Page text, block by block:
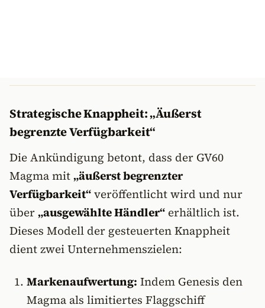
Strategische Knappheit: „Äußerst
begrenzte Verfügbarkeit“
Die Ankündigung betont, dass der GV60
Magma mit„äußerst begrenzter
Verfügbarkeit“veröffentlicht wird und nur
über„ausgewählte Händler“ erhältlich ist.
Dieses Modell der gesteuerten Knappheit
dient zwei Unternehmenszielen:
Markenaufwertung: Indem Genesis den
Magma als limitiertes Flaggschiff